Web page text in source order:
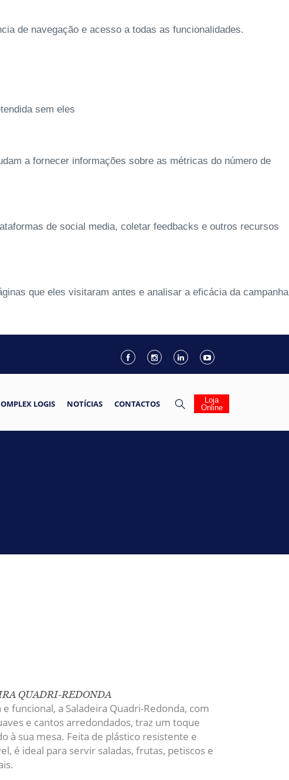
de navegação e acesso a todas as funcionalidades.
sem eles
a fornecer informações sobre as métricas do número de
de social media, coletar feedbacks e outros recursos
que eles visitaram antes e analisar a eficácia da campanha
LOGIS NOTÍCIAS CONTACTOS
Loja
Online
QUADRI-REDONDA
funcional, a Saladeira Quadri-Redonda, com
e cantos arredondados, traz um toque
à sua mesa. Feita de plástico resistente e
é ideal para servir saladas, frutas, petiscos e